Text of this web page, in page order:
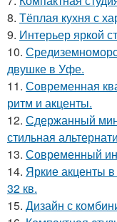
8. Тёплая кухня с
9. Интерьер яркой
10.
двушке в Уфе.
11. Современная
ритм и акценты.
12. Сдержанный
стильная
13. Современный
14. Яркие акценты
32 кв.
15. Дизайн с